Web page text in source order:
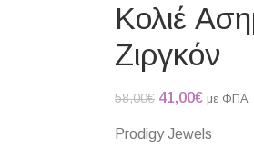
Κολιέ
Ζιργκόν
58,00€ 41,00€ με ΦΠΑ
Prodigy Jewels